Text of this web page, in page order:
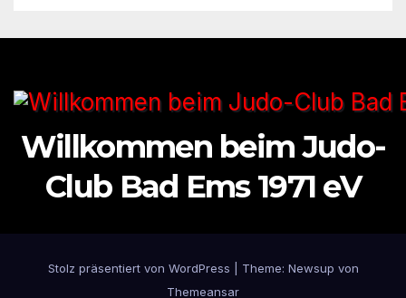
Willkommen beim Judo-
Club Bad Ems 1971 eV
Stolz präsentiert von WordPress
Theme: Newsup von
Themeansar